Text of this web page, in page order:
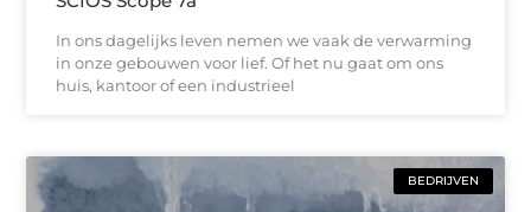
In ons dagelijks leven nemen we vaak de verwarming
in onze gebouwen voor lief. Of het nu gaat om ons
huis, kantoor of een industrieel
BEDRIJVEN